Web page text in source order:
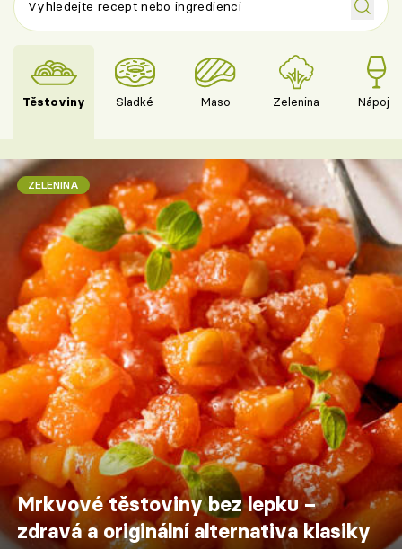
Těstoviny Sladké Maso Zelenina Nápoje
ZELENINA
Mrkvové těstoviny bez lepku –
zdravá a originální alternativa klasiky